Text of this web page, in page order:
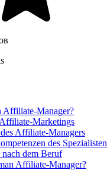
Affiliate-Manager?
Marketings
Affiliate-Managers
des Spezialisten
dem Beruf
Affiliate-Manager?